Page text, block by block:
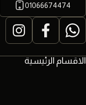
الاقسام الرئيسية
01066674474